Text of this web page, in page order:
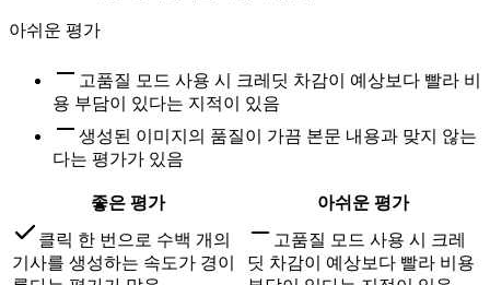
아쉬운 평가
고품질 모드 사용 시 크레딧 차감이 예상보다 빨라 비
용 부담이 있다는 지적이 있음
생성된 이미지의 품질이 가끔 본문 내용과 맞지 않는
다는 평가가 있음
좋은 평가
아쉬운 평가
클릭 한 번으로 수백 개의
기사를 생성하는 속도가 경이
고품질 모드 사용 시 크레
딧 차감이 예상보다 빨라 비용